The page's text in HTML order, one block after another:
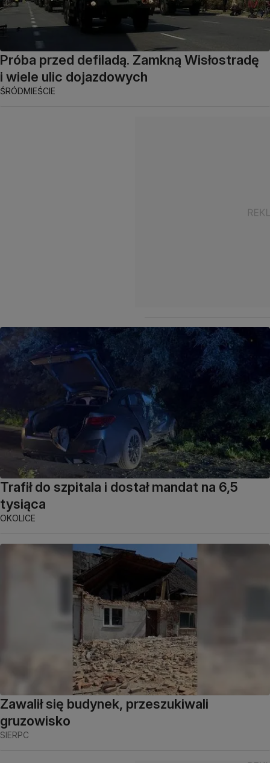
Próba przed defiladą. Zamkną Wisłostradę
i wiele ulic dojazdowych
ŚRÓDMIEŚCIE
Trafił do szpitala i dostał mandat na 6,5
tysiąca
OKOLICE
Zawalił się budynek, przeszukiwali
gruzowisko
SIERPC